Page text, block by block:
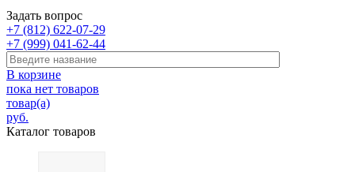
Задать вопрос
+7 (812) 622-07-29
+7 (999) 041-62-44
В корзине
пока нет товаров
товар(а)
руб.
Каталог товаров